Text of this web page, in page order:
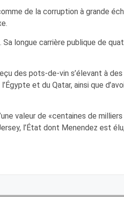
de la corruption à grande
longue carrière publique de
des pots-de-vin s’élevant à
et du Qatar, ainsi que
valeur de «centaines de
l’État dont Menendez est